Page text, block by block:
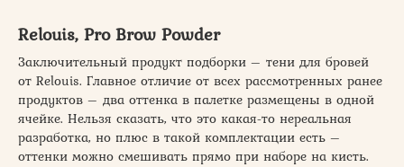
Relouis, Pro Brow Powder
Заключительный продукт подборки – тени для бровей
от Relouis. Главное отличие от всех рассмотренных ранее
продуктов – два оттенка в палетке размещены в одной
ячейке. Нельзя сказать, что это какая-то нереальная
разработка, но плюс в такой комплектации есть –
оттенки можно смешивать прямо при наборе на кисть.